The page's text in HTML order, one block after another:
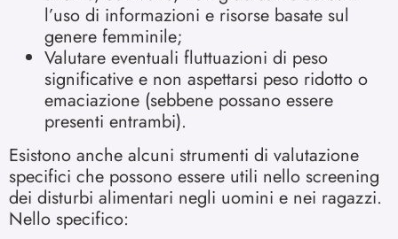
l’uso di informazioni e risorse basate sul
genere femminile;
Valutare eventuali fluttuazioni di peso
significative e non aspettarsi peso ridotto o
emaciazione (sebbene possano essere
presenti entrambi).
Esistono anche alcuni strumenti di valutazione
specifici che possono essere utili nello screening
dei disturbi alimentari negli uomini e nei ragazzi.
Nello specifico: